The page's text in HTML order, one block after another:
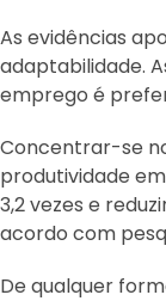
As evidências
adaptabilidade.
emprego é
Concentrar-se
produtividade
3,2 vezes e
acordo com
De qualquer